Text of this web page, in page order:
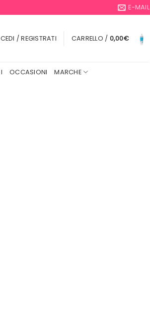
E-MAIL
/ REGISTRATI CARRELLO / 0,00€
OCCASIONI MARCHE